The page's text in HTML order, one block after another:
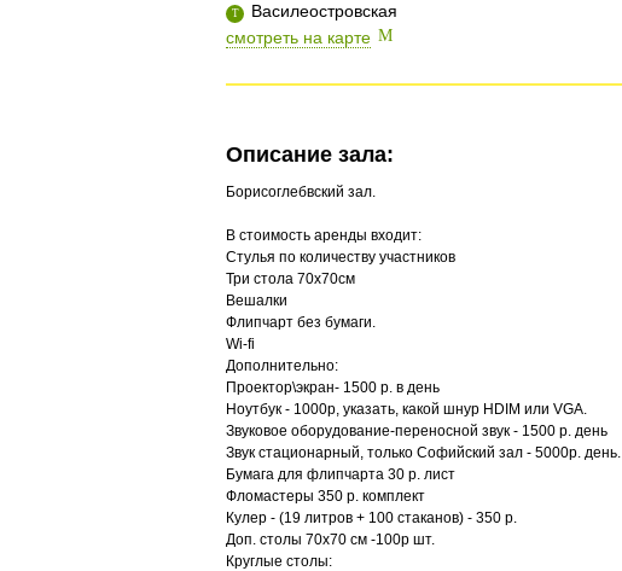
Василеостровская
смотреть на карте
Описание зала:
Борисоглебвский зал.
В стоимость аренды входит:
Стулья по количеству участников
Три стола 70х70см
Вешалки
Флипчарт без бумаги.
Wi-fi
Дополнительно:
Проектор\экран- 1500 р. в день
Ноутбук - 1000р, указать, какой шнур HDIM или VGA.
Звуковое оборудование-переносной звук - 1500 р. день
Звук стационарный, только Софийский зал - 5000р. день.
Бумага для флипчарта 30 р. лист
Фломастеры 350 р. комплект
Кулер - (19 литров + 100 стаканов) - 350 р.
Доп. столы 70х70 см -100р шт.
Круглые столы: